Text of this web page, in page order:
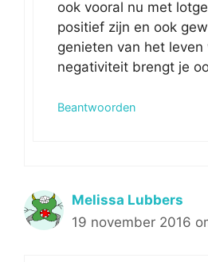
ook vooral nu met
positief zijn en ook
genieten van het
negativiteit brengt je
Beantwoorden
Melissa Lubbers
19 november 2016